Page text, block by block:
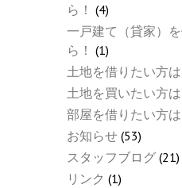
ら！ (4)
一戸建て（貸家）
ら！ (1)
土地を借りたい方は
土地を買いたい方は
部屋を借りたい方は
お知らせ (53)
スタッフブログ (21)
リンク (1)